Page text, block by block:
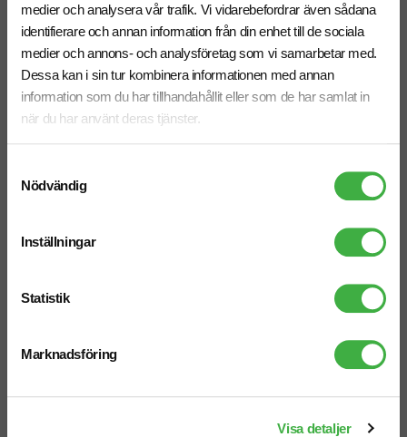
medier och analysera vår trafik. Vi vidarebefordrar även sådana
identifierare och annan information från din enhet till de sociala
medier och annons- och analysföretag som vi samarbetar med.
Dessa kan i sin tur kombinera informationen med annan
information som du har tillhandahållit eller som de har samlat in
när du har använt deras tjänster.
Nödvändig
Inställningar
Statistik
Marknadsföring
Visa detaljer
Ebony A4-mapp
Antal från: 5 st
6 arbetsdagar
Ebony A4-mapp med blixtlås